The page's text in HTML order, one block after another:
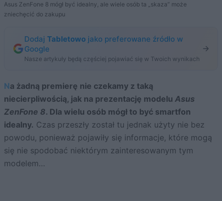
Asus ZenFone 8 mógł być idealny, ale wiele osób ta „skaza” może
zniechęcić do zakupu
Dodaj Tabletowo jako preferowane źródło w
Google
Nasze artykuły będą częściej pojawiać się w Twoich wynikach
Na żadną premierę nie czekamy z taką
niecierpliwością, jak na prezentację modelu Asus
ZenFone 8. Dla wielu osób mógł to być smartfon
idealny. Czas przeszły został tu jednak użyty nie bez
powodu, ponieważ pojawiły się informacje, które mogą
się nie spodobać niektórym zainteresowanym tym
modelem…